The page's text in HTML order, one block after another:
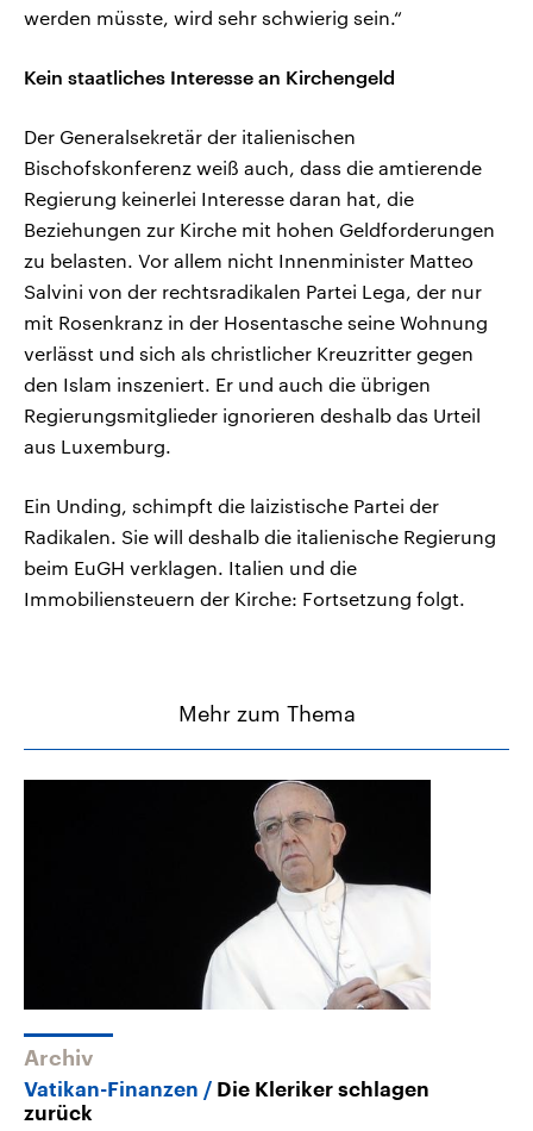
werden müsste, wird sehr schwierig sein.“
Kein staatliches Interesse an Kirchengeld
Der Generalsekretär der italienischen
Bischofskonferenz weiß auch, dass die amtierende
Regierung keinerlei Interesse daran hat, die
Beziehungen zur Kirche mit hohen Geldforderungen
zu belasten. Vor allem nicht Innenminister Matteo
Salvini von der rechtsradikalen Partei Lega, der nur
mit Rosenkranz in der Hosentasche seine Wohnung
verlässt und sich als christlicher Kreuzritter gegen
den Islam inszeniert. Er und auch die übrigen
Regierungsmitglieder ignorieren deshalb das Urteil
aus Luxemburg.
Ein Unding, schimpft die laizistische Partei der
Radikalen. Sie will deshalb die italienische Regierung
beim EuGH verklagen. Italien und die
Immobiliensteuern der Kirche: Fortsetzung folgt.
Mehr zum Thema
Archiv
Vatikan-Finanzen
Die Kleriker schlagen
zurück